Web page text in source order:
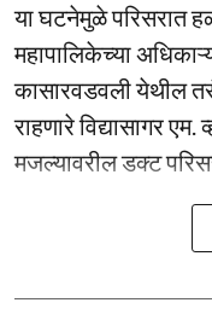
या घटनेमुळे परिसरात
महापालिकेच्या
कासारवडवली येथील
राहणारे विद्यासागर एम.
मजल्यावरील डक्ट